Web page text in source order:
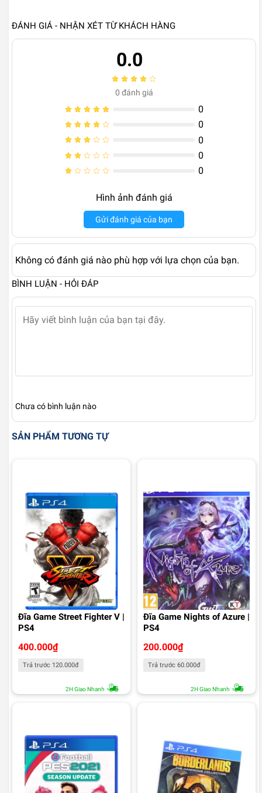
ĐÁNH GIÁ - NHẬN XÉT TỪ KHÁCH HÀNG
0.0
0 đánh giá
0
0
0
0
0
Hình ảnh đánh giá
Gửi đánh giá của bạn
Không có đánh giá nào phù hợp với lựa chọn của bạn.
BÌNH LUẬN - HỎI ĐÁP
Chưa có bình luận nào
SẢN PHẨM TƯƠNG TỰ
Đĩa Game Street Fighter V |
PS4
400.000₫
Trả trước 120.000đ
2H Giao Nhanh
Đĩa Game Nights of Azure |
PS4
200.000₫
Trả trước 60.000đ
2H Giao Nhanh